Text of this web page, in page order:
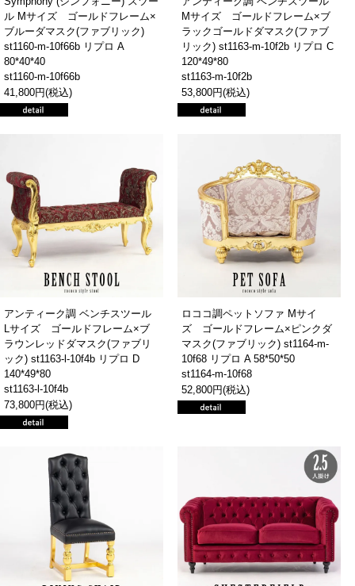
ル Mサイズ ゴールドフレーム×
ブルーダマスク(ファブリック)
st1160-m-10f66b リプロ A
80*40*40
st1160-m-10f66b
41,800円(税込)
Mサイズ ゴールドフレーム×ブ
ラックゴールドダマスク(ファブ
リック) st1163-m-10f2b リプロ C
120*49*80
st1163-m-10f2b
53,800円(税込)
アンティーク調 ベンチスツール
Lサイズ ゴールドフレーム×ブ
ラウンレッドダマスク(ファブリ
ック) st1163-l-10f4b リプロ D
140*49*80
st1163-l-10f4b
73,800円(税込)
ロココ調ペットソファ Mサイ
ズ ゴールドフレーム×ピンクダ
マスク(ファブリック) st1164-m-
10f68 リプロ A 58*50*50
st1164-m-10f68
52,800円(税込)